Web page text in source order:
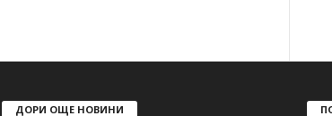
ДОРИ ОЩЕ НОВИНИ